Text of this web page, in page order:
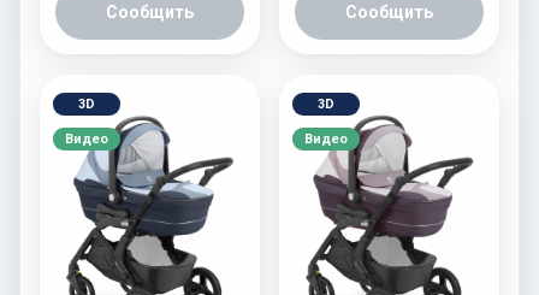
Сообщить Сообщить
3D
Видео
3D
Видео